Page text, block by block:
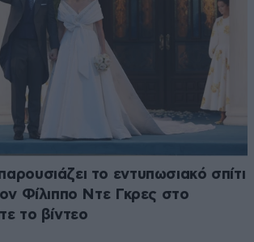
το εντυπωσιακό σπίτι
Φίλιππο Ντε Γκρες στο
το βίντεο